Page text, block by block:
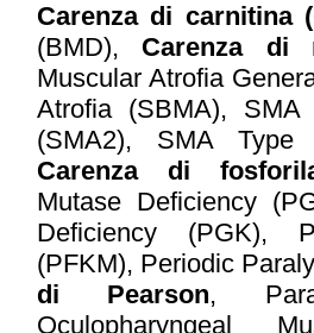
Carenza di carnitina
(BMD), Carenza di
Muscular Atrofia
Atrofia (SBMA),
(SMA2), SMA
Carenza di
Mutase Deficiency
Deficiency (PGK),
(PFKM), Periodic
di Pearson,
Oculopharyngeal